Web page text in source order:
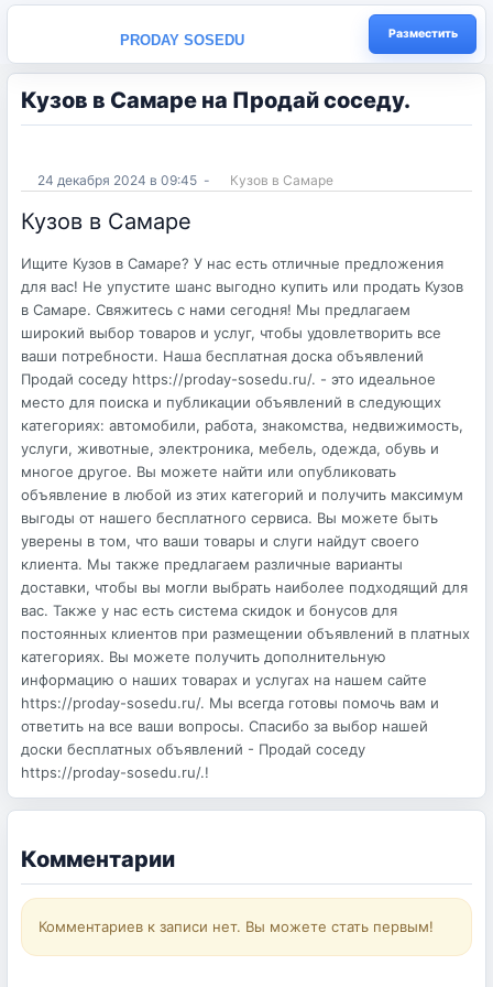
PRODAY SOSEDU Разместить
Кузов в Самаре на Продай соседу.
24 декабря 2024 в 09:45 - Кузов в Самаре
Кузов в Самаре
Ищите Кузов в Самаре? У нас есть отличные предложения
для вас! Не упустите шанс выгодно купить или продать Кузов
в Самаре. Свяжитесь с нами сегодня! Мы предлагаем
широкий выбор товаров и услуг, чтобы удовлетворить все
ваши потребности. Наша бесплатная доска объявлений
Продай соседу https://proday-sosedu.ru/. - это идеальное
место для поиска и публикации объявлений в следующих
категориях: автомобили, работа, знакомства, недвижимость,
услуги, животные, электроника, мебель, одежда, обувь и
многое другое. Вы можете найти или опубликовать
объявление в любой из этих категорий и получить максимум
выгоды от нашего бесплатного сервиса. Вы можете быть
уверены в том, что ваши товары и слуги найдут своего
клиента. Мы также предлагаем различные варианты
доставки, чтобы вы могли выбрать наиболее подходящий для
вас. Также у нас есть система скидок и бонусов для
постоянных клиентов при размещении объявлений в платных
категориях. Вы можете получить дополнительную
информацию о наших товарах и услугах на нашем сайте
https://proday-sosedu.ru/. Мы всегда готовы помочь вам и
ответить на все ваши вопросы. Спасибо за выбор нашей
доски бесплатных объявлений - Продай соседу
https://proday-sosedu.ru/.!
Комментарии
Комментариев к записи нет. Вы можете стать первым!